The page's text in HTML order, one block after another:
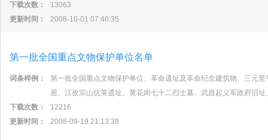
下载次数：
13063
更新时间：
2008-10-01 07:40:35
第一批全国重点文物保护单位名单
词条样例：
第一批全国重点文物保护单位、革命遗址及革命纪念建筑物、三元
居、江孜宗山抗英遗址、黄花岗七十二烈士墓、武昌起义军政府旧
下载次数：
12216
更新时间：
2008-09-19 21:13:38